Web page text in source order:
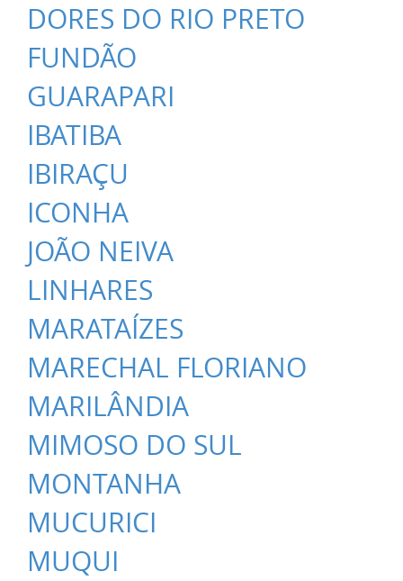
DORES DO RIO PRETO
FUNDÃO
GUARAPARI
IBATIBA
IBIRAÇU
ICONHA
JOÃO NEIVA
LINHARES
MARATAÍZES
MARECHAL FLORIANO
MARILÂNDIA
MIMOSO DO SUL
MONTANHA
MUCURICI
MUQUI